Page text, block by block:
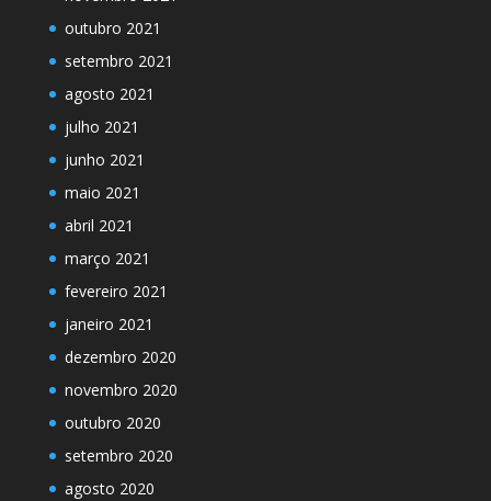
outubro 2021
setembro 2021
agosto 2021
julho 2021
junho 2021
maio 2021
abril 2021
março 2021
fevereiro 2021
janeiro 2021
dezembro 2020
novembro 2020
outubro 2020
setembro 2020
agosto 2020